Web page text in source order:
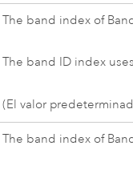
The band index of
The band ID index
(El valor
The band index of